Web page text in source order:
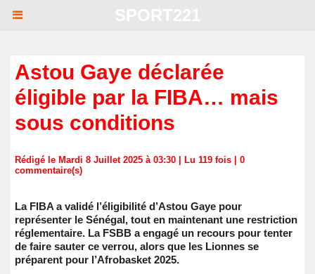
Astou Gaye déclarée
éligible par la FIBA… mais
sous conditions
Rédigé le Mardi 8 Juillet 2025 à 03:30 | Lu 119 fois | 0
commentaire(s)
La FIBA a validé l’éligibilité d’Astou Gaye pour
représenter le Sénégal, tout en maintenant une restriction
réglementaire. La FSBB a engagé un recours pour tenter
de faire sauter ce verrou, alors que les Lionnes se
préparent pour l’Afrobasket 2025.